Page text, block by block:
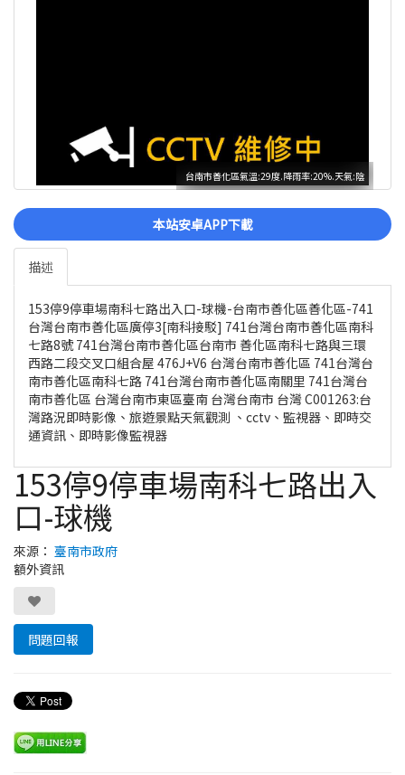
台南市善化區氣溫:29度.降雨率:20%.天氣:陰
本站安卓APP下載
描述
153停9停車場南科七路出入口-球機-台南市善化區善化區-741
台灣台南市善化區廣停3[南科接駁] 741台灣台南市善化區南科
七路8號 741台灣台南市善化區台南市 善化區南科七路與三環
西路二段交叉口組合屋 476J+V6 台灣台南市善化區 741台灣台
南市善化區南科七路 741台灣台南市善化區南關里 741台灣台
南市善化區 台灣台南市東區臺南 台灣台南市 台灣 C001263:台
灣路況即時影像、旅遊景點天氣觀測 、cctv、監視器、即時交
通資訊、即時影像監視器
153停9停車場南科七路出入
口-球機
來源： 臺南市政府
額外資訊
問題回報